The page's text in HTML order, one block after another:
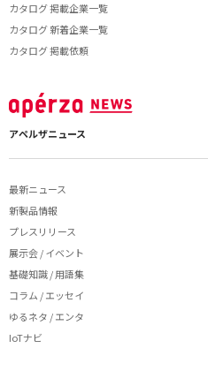
カタログ 掲載企業一覧
カタログ 新着企業一覧
カタログ 掲載依頼
アペルザニュース
最新ニュース
新製品情報
プレスリリース
展示会 / イベント
基礎知識 / 用語集
コラム / エッセイ
ゆるネタ / エンタ
IoTナビ